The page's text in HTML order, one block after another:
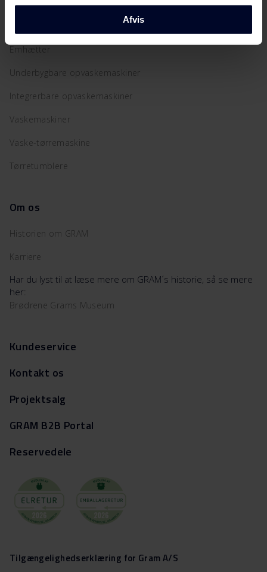
Afvis
Induktionskogeplade
Emhætter
Underbygbare opvaskemaskiner
Integrerbare opvaskemaskiner
Vaskemaskiner
Vaske-tørremaskine
Tørretumblere
Om os
Historien om GRAM
Karriere
Har du lyst til at læse mere om GRAM´s historie, så se mere
her:
Brødrene Grams Museum
Kundeservice
Kontakt os
Projektsalg
GRAM B2B Portal
Reservedele
Tilgængelighedserklæring for Gram A/S